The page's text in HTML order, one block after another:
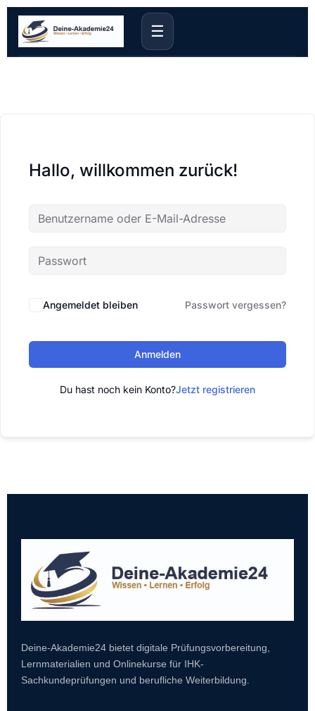
☰
Hallo, willkommen zurück!
Angemeldet bleiben Passwort vergessen?
Anmelden
Du hast noch kein Konto?Jetzt registrieren
Deine-Akademie24 bietet digitale Prüfungsvorbereitung,
Lernmaterialien und Onlinekurse für IHK-
Sachkundeprüfungen und berufliche Weiterbildung.